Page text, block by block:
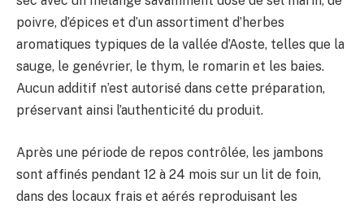
poivre, d’épices et d’un assortiment d’herbes
aromatiques typiques de la vallée d’Aoste, telles que la
sauge, le genévrier, le thym, le romarin et les baies.
Aucun additif n’est autorisé dans cette préparation,
préservant ainsi l’authenticité du produit.
Après une période de repos contrôlée, les jambons
sont affinés pendant 12 à 24 mois sur un lit de foin,
dans des locaux frais et aérés reproduisant les